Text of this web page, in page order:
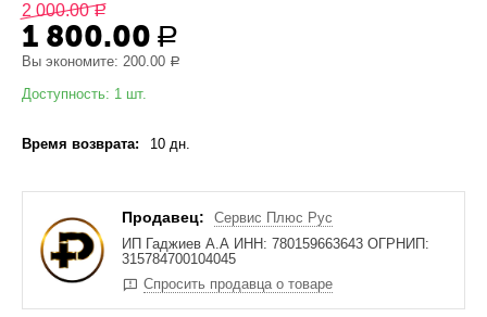
2 000.00 Р
1 800.00 Р
Вы экономите:200.00 Р
Доступность: 1 шт.
Время возврата: 10 дн.
Продавец:
Сервис Плюс Рус
ИП Гаджиев А.А ИНН: 780159663643 ОГРНИП:
315784700104045
Спросить продавца о товаре